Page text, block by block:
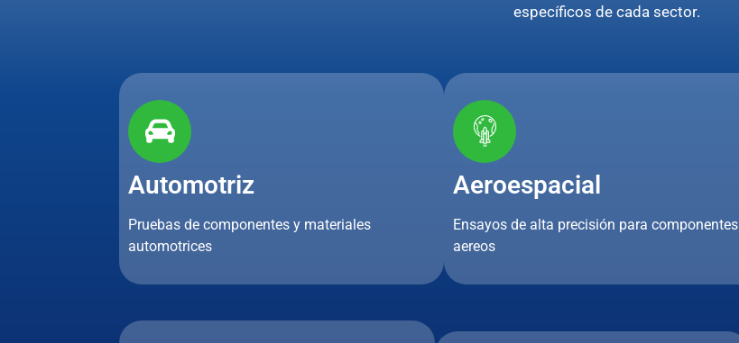
específicos de cada sector.
Automotriz
Pruebas de componentes y materiales
automotrices
Aeroespacial
Ensayos de alta precisión para componentes
aereos